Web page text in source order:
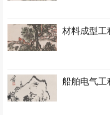
材料成型工
船舶电气工